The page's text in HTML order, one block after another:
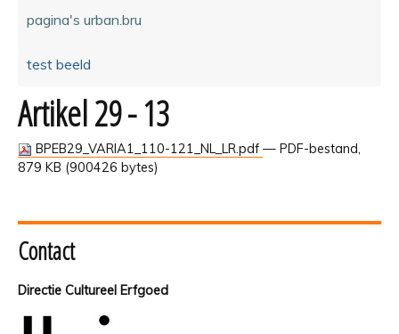
pagina's urban.bru
test beeld
Artikel 29 - 13
BPEB29_VARIA1_110-121_NL_LR.pdf — PDF-bestand,
879 KB (900426 bytes)
Contact
Directie Cultureel Erfgoed